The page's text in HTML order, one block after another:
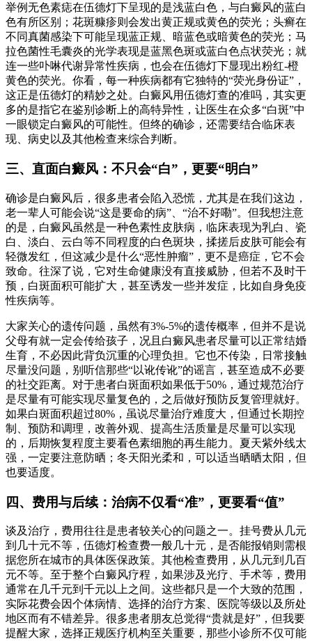
举例无色素痣在伍德灯下呈现的是浅蓝白色，与白癜风的蓝白
色有所区别；花斑糠疹则会发出黄正规或黄色的荧光；头癣在
不同真菌感染下可能呈现蓝正规、暗蓝色或暗黄色的荧光；马
拉色菌性毛囊炎的光学表现是蓝黑色斑或蓝白色点状荧光；就
连一些卟啉代谢异常性疾病，也会在伍德灯下显现出粉红-橙
黄色的荧光。你看，每一种疾病都有它独特的“荧光身份证”，
这正是伍德灯的精妙之处。白癜风用伍德灯查的准吗，其实更
多的是指它在鉴别诊断上的高特异性，让医生在众多“白斑”中
一眼锁定白癜风的可能性。但终的确诊，还需要结合临床表
现、病史以及其他检查来综合判断。
三、直面白癜风：不只会“白”，更要“明白”
确诊是白癜风后，很多患者会陷入恐慌，尤其是在我们这边，
老一辈人可能会说“这是要命的病”、“治不好嘞”。但我想注意
的是，白癜风虽然是一种色素性皮肤病，临床表现为乳白、瓷
白、淡白、云白等不同程度的白色斑块，揉搓后皮肤可能会有
轻微发红，但这减少是什么“恶性肿瘤”，更不是癌症，它不会
致命。往深了说，它对生命健康没有直接威胁，但若不及时干
预，白斑面积可能扩大，甚至诱发一些并发症，比如自身免疫
性疾病等。
大家关心的遗传问题，虽然有3%-5%的遗传概率，但并不是说
父母有就一定会传给孩子，况且白癜风患者尽量可以正常结婚
生育，不必因此背负沉重的心理负担。它也不传染，日常接触
尽量没问题，别听信那些“以讹传讹”的谣言，甚至造成不必要
的社交距离。对于患者白斑面积如果低于50%，通过规范治疗
是尽量有可能实现尽量复色的，之后做好预防反复管理就好。
如果白斑面积超过80%，虽说尽量治疗难度大，但通过长期控
制、预防和调理，改善外观、提高生活质量是尽量可以实现
的，后期恢复程度主要看色素细胞的再生能力。夏天紫外线太
强，一定要注意防晒；冬天阳光柔和，可以适当晒晒太阳，但
也要适度。
四、费用与后续：治病不仅看“准”，更要看“值”
谈及治疗，费用往往是患者较关心的问题之一。挂号费从几元
到几十元不等，伍德灯检查费一般几十元，是否能报销则需根
据您所在城市的具体医保政策。其他检查费用，从几元到几百
元不等。至于整个白癜风疗程，如果涉及光疗、手术等，费用
通常在几千元到千元以上之间。这些都只是一个大致的范围，
实际花费会因个体病情、选择的治疗方案、医院等级以及所处
地区而有不错差异。很多患者朋友总觉得“贵就是好”，但我要
提醒大家，选择正规医疗机构至关重要，那些小诊所不仅可能